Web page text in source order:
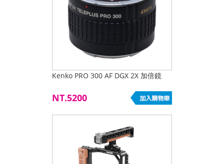
Kenko PRO 300 AF DGX 2X 加倍鏡
NT.5200